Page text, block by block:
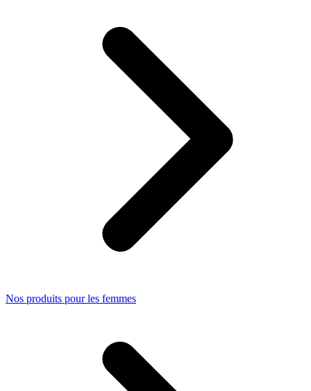
Nos produits pour les femmes